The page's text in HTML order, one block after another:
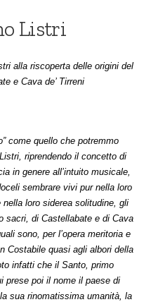
Listri
alla riscoperta delle origini del
e Cava de’ Tirreni
come quello che potremmo
riprendendo il concetto di
in genere all’intuito musicale,
sembrare vivi pur nella loro
loro siderea solitudine, gli
sacri, di Castellabate e di Cava
sono, per l’opera meritoria e
Costabile quasi agli albori della
infatti che il Santo, primo
prese poi il nome il paese di
sua rinomatissima umanità, la